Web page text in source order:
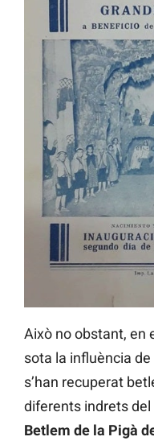
Això no obstant, en
sota la influència
s’han recuperat
diferents indrets del
Betlem de la Pigà